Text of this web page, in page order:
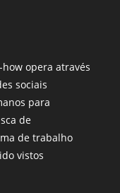
opera através
sociais
para
de
de trabalho
vistos